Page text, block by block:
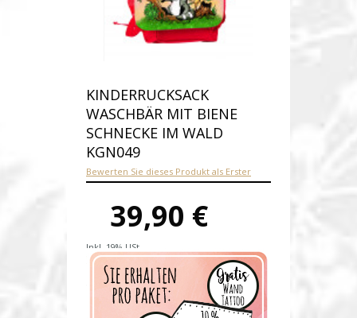
KINDERRUCKSACK
WASCHBÄR MIT BIENE
SCHNECKE IM WALD
KGN049
Bewerten Sie dieses Produkt als Erster
39,90 €
Inkl. 19% USt.
Versandkosten
Produktnummer:kgn049-E
Verfügbarkeit:Auf Lager
Lieferzeit: 1-2 Werktage